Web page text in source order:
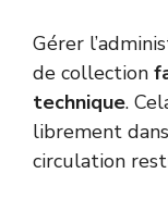
Gérer
de collection
technique.
librement
circulation